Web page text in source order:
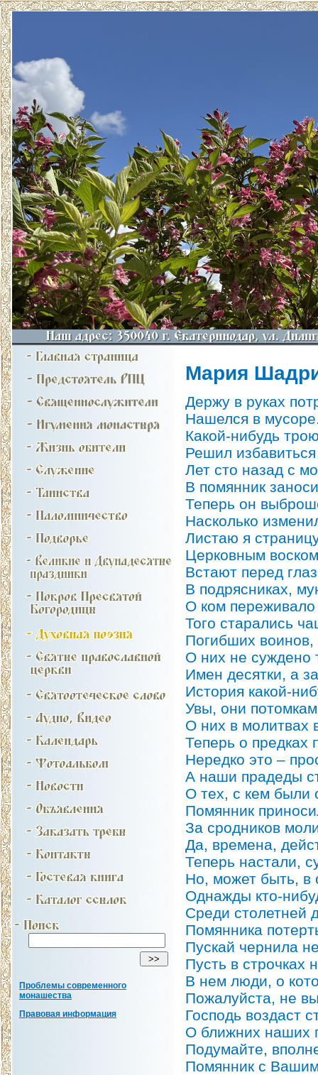
Проблемы современного
монашества
Правовая информация
Мария
Держу в руках
Нашелся в
Какой-нибудь
Решил
Лет сто назад с
В помянник
Теперь он
Насколько
Листаю я
Церковным
Встают перед
В подрясниках,
О ком переживало
Того старались
Погибших
О них не суждено
Имен десятки, а
История какой-
Увы, они
О них в молитвах
Теперь о предках
Нередко это –
А наши прадеды
О тех, с кем были
Помянник
За сродников
Да, времена,
Теперь настали,
Но, может быть, в
Однажды кто-
Среди столетней
Помянника
Пускай чернила
Пусть в строчках
В нем люди, о
Пожалуйста, не
Господь воздаст
О ближних наших
Подумайте,
Помянник с